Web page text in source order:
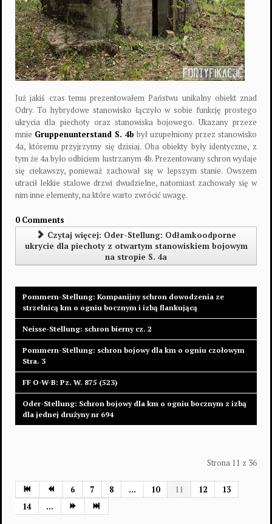
Już jakiś czas temu prezentowałem Państwu unikalny obiekt znad
Odry. To hybrydowe stanowisko łączyło w sobie funkcję prostego
ukrycia dla piechoty oraz stanowiska bojowego. Ukazany przeze
mnie Gruppenunterstand S. 4b był uzupełniony przez stanowisko
4a, któremu przyjrzymy się dzisiaj. Oba obiekty były identyczne, z
tym że 4a było odbiciem lustrzanym 4b. Prezentowany schron wydaje
się ciekawszy, ponieważ zachował się w lepszym stanie. Owszem
utracił lekkie stalowe drzwi dwudzielne, natomiast zachowały się w
nim inne elementy, na które warto zwrócić uwagę.
0 Comments
Czytaj więcej: Oder-Stellung: Odłamkoodporne
ukrycie dla piechoty z otwartym stanowiskiem bojowym
na stropie S. 4a
Pommern-Stellung: Kompanijny schron dowodzenia ze
strzelnicą km o ogniu bocznym i izbą flankującą
Neisse-Stellung: schron bierny cz. 2
Pommern-Stellung: schron bojowy dla km o ogniu czołowym
Stra. 3
FF O-W-B: Pz. W. 875 (523)
Oder-Stellung: Schron bojowy dla km o ogniu bocznym z izbą
dla jednej drużyny nr 694
Strona 11 z 36
6 7 8 ... 10 11 12
13
14
...